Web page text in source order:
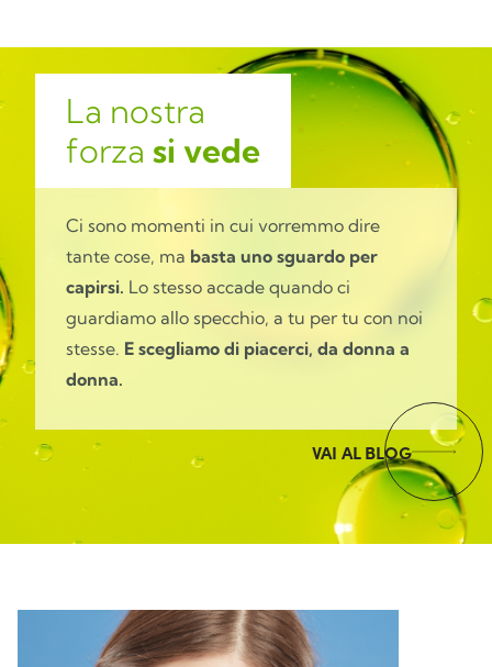
La nostra
forza si vede
Ci sono momenti in cui vorremmo dire
tante cose, ma basta uno sguardo per
capirsi. Lo stesso accade quando ci
guardiamo allo specchio, a tu per tu con noi
stesse. E scegliamo di piacerci, da donna a
donna.
VAI AL BLOG